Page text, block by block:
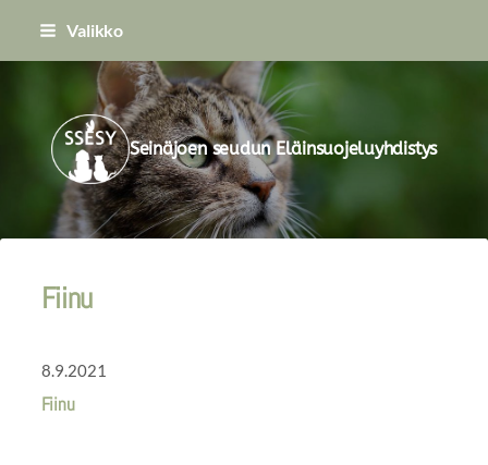
Siirry
Valikko
Seinäjoen seudun Eläinsuojeluyhdistys
Fiinu
8.9.2021
Fiinu